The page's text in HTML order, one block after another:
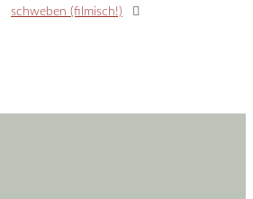
schweben (filmisch!)